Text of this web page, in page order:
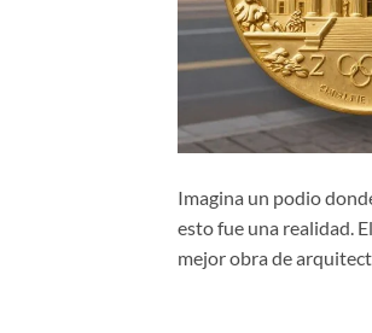
Imagina un podio
esto fue una realidad.
mejor obra de